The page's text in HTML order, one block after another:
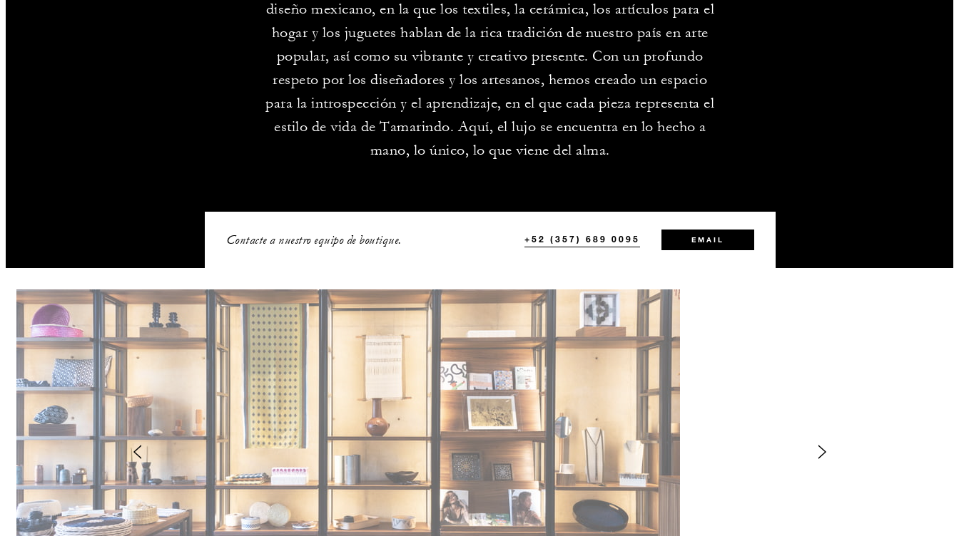
diseño mexicano, en la que los textiles, la cerámica, los artículos para el
hogar y los juguetes hablan de la rica tradición de nuestro país en arte
popular, así como su vibrante y creativo presente. Con un profundo
respeto por los diseñadores y los artesanos, hemos creado un espacio
para la introspección y el aprendizaje, en el que cada pieza representa el
estilo de vida de Tamarindo. Aquí, el lujo se encuentra en lo hecho a
mano, lo único, lo que viene del alma.
Contacte a nuestro equipo de boutique. +52 (357) 689 0095 EMAIL